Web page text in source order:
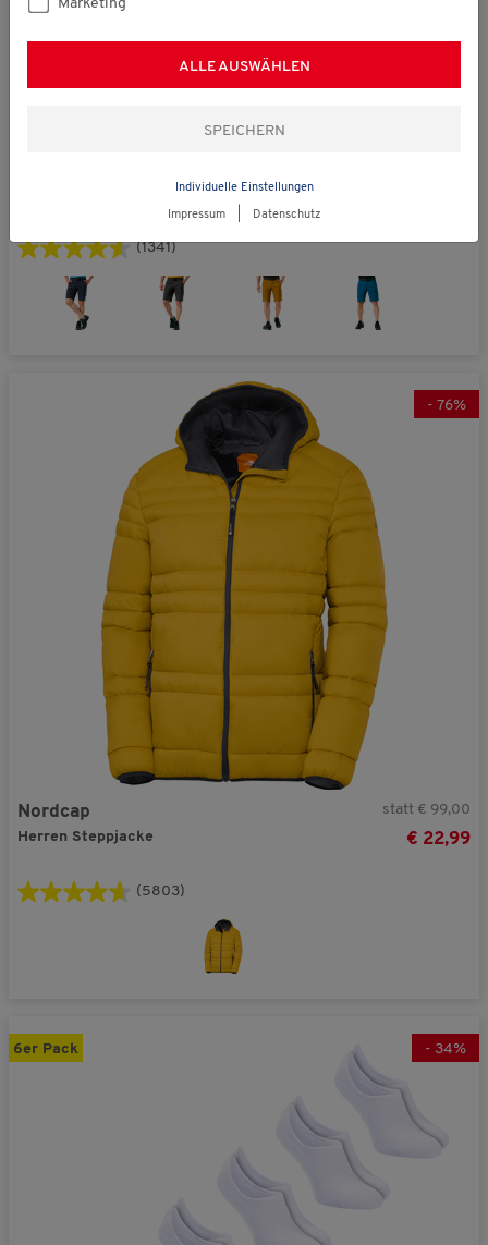
Herren Funktionsbermudas
(1341)
- 76%
Nordcap
Herren Steppjacke
statt € 99,00
€ 22,99
(5803)
6er Pack - 34%
Marketing
ALLE AUSWÄHLEN
Individuelle Einstellungen
Impressum Datenschutz